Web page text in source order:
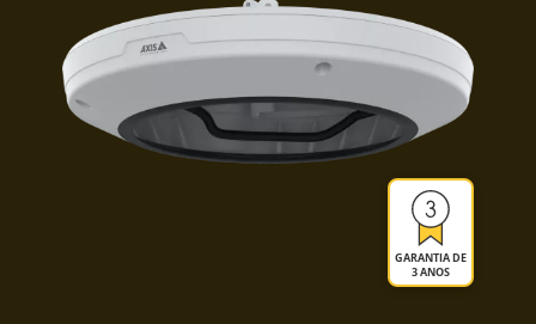
GARANTIA DE
3 ANOS